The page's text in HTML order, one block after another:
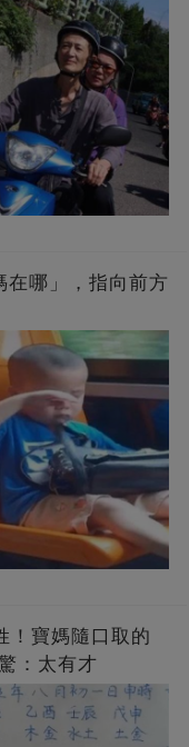
在哪」，指向前方
！寶媽隨口取的
：太有才